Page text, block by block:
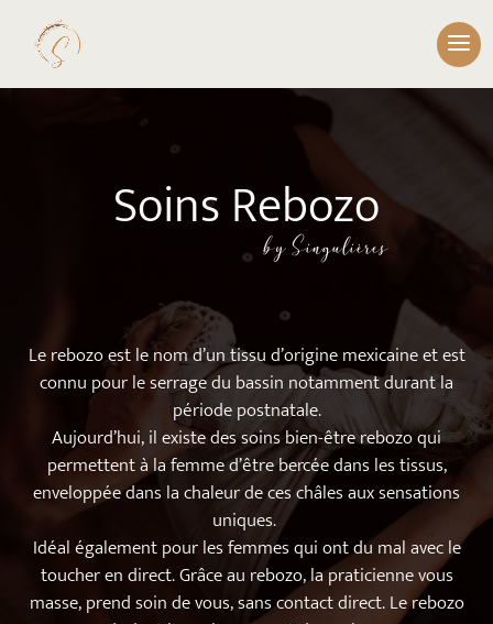
Soins Rebozo
by Singulières
Le rebozo est le nom d’un tissu d’origine mexicaine et est
connu pour le serrage du bassin notamment durant la
période postnatale.
Aujourd’hui, il existe des soins bien-être rebozo qui
permettent à la femme d’être bercée dans les tissus,
enveloppée dans la chaleur de ces châles aux sensations
uniques.
Idéal également pour les femmes qui ont du mal avec le
toucher en direct. Grâce au rebozo, la praticienne vous
masse, prend soin de vous, sans contact direct. Le rebozo